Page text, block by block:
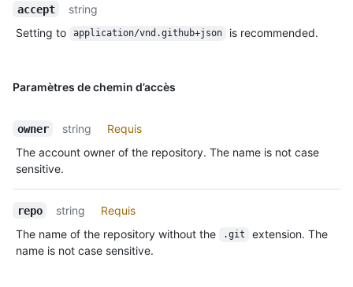
accept
string
Setting to
application/vnd.github+json is recommended.
Paramètres de chemin d’accès
owner string
Requis
The account owner of the repository. The name is not case
sensitive.
repo string
Requis
The name of the repository without the
.git
extension. The
name is not case sensitive.